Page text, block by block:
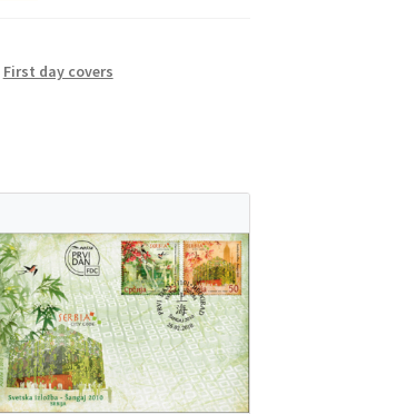
First day covers